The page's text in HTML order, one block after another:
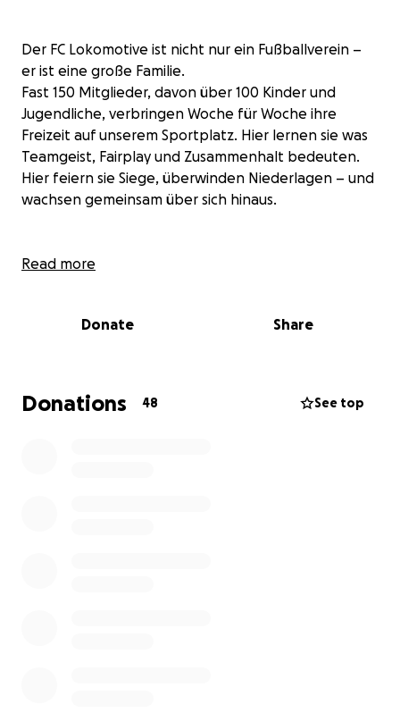
Der FC Lokomotive ist nicht nur ein Fußballverein –
er ist eine große Familie.
Fast 150 Mitglieder, davon über 100 Kinder und
Jugendliche, verbringen Woche für Woche ihre
Freizeit auf unserem Sportplatz. Hier lernen sie was
Teamgeist, Fairplay und Zusammenhalt bedeuten.
Hier feiern sie Siege, überwinden Niederlagen – und
wachsen gemeinsam über sich hinaus.
Doch so viel Freude der Sport auch bringt – er birgt
jungen Spieler nach einem harten Zweikampf, den
Nur ein sofort verfügbarer, vollautomatischer
Defibrillator (AED) kann dann den entscheidenden
Read more
Donate Share
Donations 48 See top